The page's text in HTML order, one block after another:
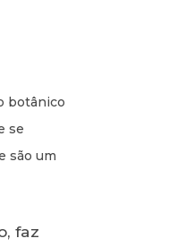
botânico
se
são um
faz